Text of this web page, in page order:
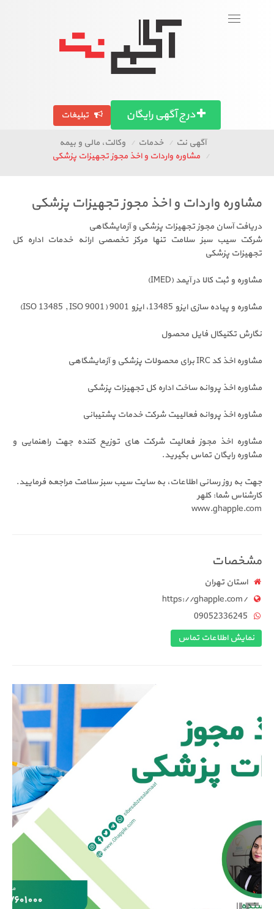
آگهی استان ها
Toggle
درج آگهی رایگان تبلیغات
آگهی نت خدمات
وکالت، مالی و بیمه
مشاوره واردات و اخذ مجوز تجهیزات پزشکی
مشاوره واردات و اخذ مجوز تجهیزات پزشکی
دریافت آسان مجوز تجهیزات پزشکی و آزمایشگاهی
شرکت سیب سبز سلامت تنها مرکز تخصصی ارائه خدمات اداره کل
تجهیزات پزشکی
مشاوره و ثبت کالا در آیمد (IMED)
مشاوره و پیاده سازی ایزو 13485، ایزو 9001 (ISO 13485 , ISO 9001)
نگارش تکنیکال فایل محصول
مشاوره اخذ کد IRC برای محصولات پزشکی و آزمایشگاهی
مشاوره اخذ پروانه ساخت اداره کل تجهیزات پزشکی
مشاوره اخذ پروانه فعالییت شرکت خدمات پشتیبانی
مشاوره اخذ مجوز فعالیت شرکت های توزیع کننده جهت راهنمایی و
مشاوره رایگان تماس بگیرید.
جهت به روز رسانی اطلاعات، به سایت سیب سبز سلامت مراجعه فرمایید.
کارشناس شما: کلهر
www.ghapple.com
مشخصات
استان تهران
https://ghapple.com/
09052336245
نمایش اطلاعات تماس